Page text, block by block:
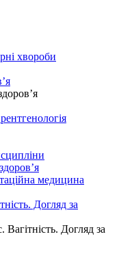
хвороби
медицина
Догляд за
Догляд за